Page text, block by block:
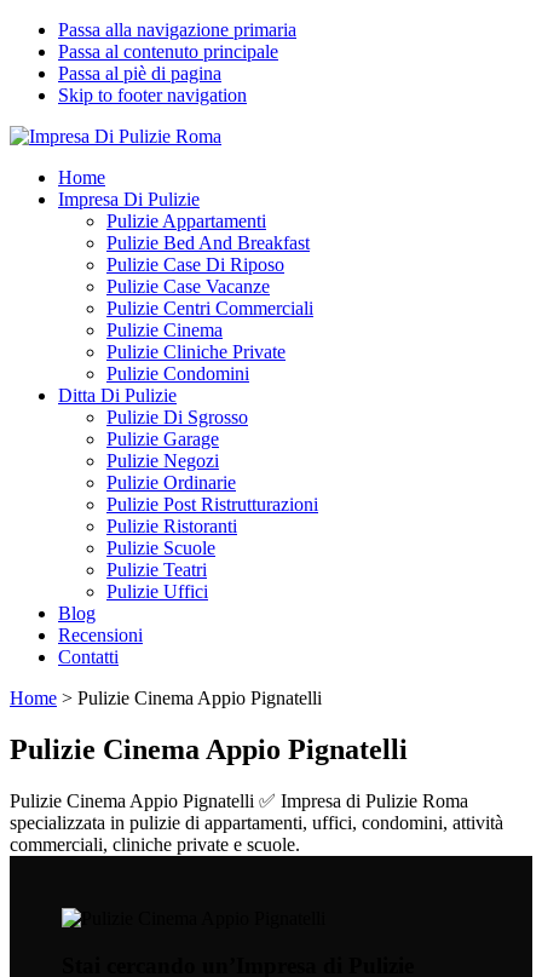
Passa alla navigazione primaria
Passa al contenuto principale
Passa al piè di pagina
Skip to footer navigation
Impresa Di Pulizie Roma
✅ Abitazioni e Attività Commerciali
Home
Impresa Di Pulizie
Pulizie Appartamenti
Pulizie Bed And Breakfast
Pulizie Case Di Riposo
Pulizie Case Vacanze
Pulizie Centri Commerciali
Pulizie Cinema
Pulizie Cliniche Private
Pulizie Condomini
Ditta Di Pulizie
Pulizie Di Sgrosso
Pulizie Garage
Pulizie Negozi
Pulizie Ordinarie
Pulizie Post Ristrutturazioni
Pulizie Ristoranti
Pulizie Scuole
Pulizie Teatri
Pulizie Uffici
Blog
Recensioni
Contatti
Home > Pulizie Cinema Appio Pignatelli
Pulizie Cinema Appio Pignatelli
Pulizie Cinema Appio Pignatelli ✅ Impresa di Pulizie Roma
specializzata in pulizie di appartamenti, uffici, condomini, attività
commerciali, cliniche private e scuole.